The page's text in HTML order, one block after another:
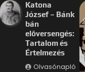
Katona
József – Bánk
bán
előversengés:
Tartalom és
Értelmezés
Olvasónapló